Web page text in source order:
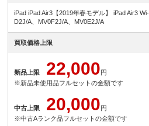
iPad iPad Air3【2019年春モデル】 iPad Air3
D2J/A、MV0F2J/A、MV0E2J/A
買取価格上限
新品上限 22,000円
※新品未使用品フルセットの金額です
中古上限 20,000円
※中古Aランク品フルセットの金額です